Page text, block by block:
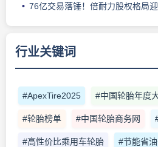
76亿交易落锤！倍耐力股权格局
行业关键词
#ApexTire2025 #中国轮胎年度
#轮胎榜单 #中国轮胎商务网
#高性价比乘用车轮胎 #节能省